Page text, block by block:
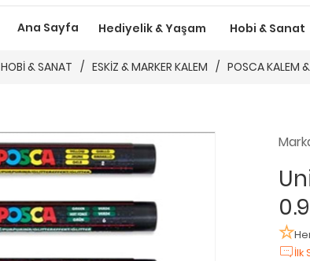
Ana Sayfa Hediyelik & Yaşam Hobi & Sanat
HOBİ & SANAT / ESKİZ & MARKER KALEM / POSCA KALEM
İlk